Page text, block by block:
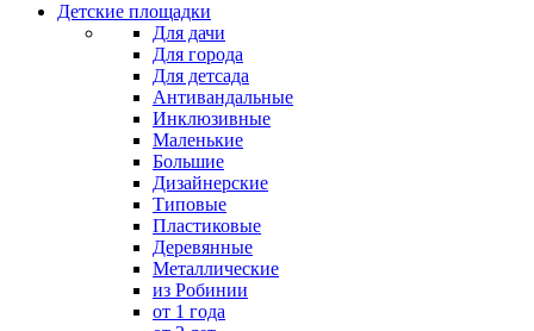
Детские площадки
Для дачи
Для города
Для детсада
Антивандальные
Инклюзивные
Маленькие
Большие
Дизайнерские
Типовые
Пластиковые
Деревянные
Металлические
из Робинии
от 1 года